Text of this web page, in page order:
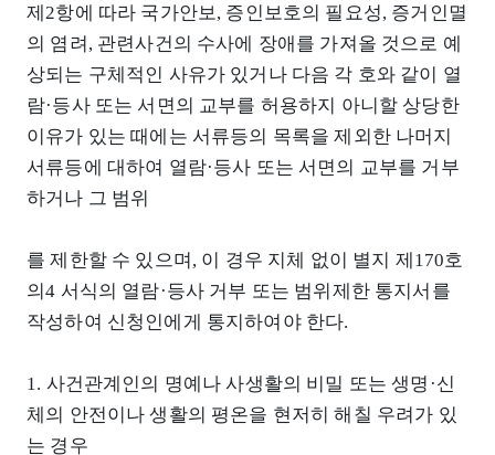
제2항에 따라 국가안보, 증인보호의 필요성, 증거인멸
의 염려, 관련사건의 수사에 장애를 가져올 것으로 예
상되는 구체적인 사유가 있거나 다음 각 호와 같이 열
람·등사 또는 서면의 교부를 허용하지 아니할 상당한
이유가 있는 때에는 서류등의 목록을 제외한 나머지
서류등에 대하여 열람·등사 또는 서면의 교부를 거부
하거나 그 범위
를 제한할 수 있으며, 이 경우 지체 없이 별지 제170호
의4 서식의 열람·등사 거부 또는 범위제한 통지서를
작성하여 신청인에게 통지하여야 한다.
1. 사건관계인의 명예나 사생활의 비밀 또는 생명·신
체의 안전이나 생활의 평온을 현저히 해칠 우려가 있
는 경우